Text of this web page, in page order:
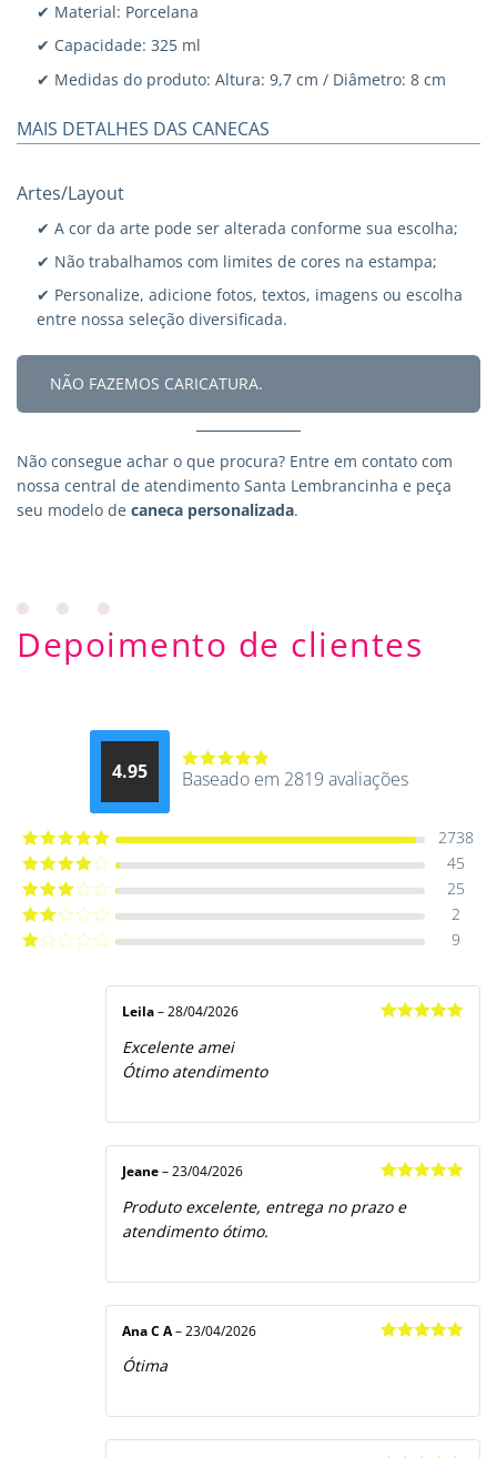
✔ Material: Porcelana
✔ Capacidade: 325 ml
✔ Medidas do produto: Altura: 9,7 cm / Diâmetro: 8 cm
MAIS DETALHES DAS CANECAS
Artes/Layout
✔ A cor da arte pode ser alterada conforme sua escolha;
✔ Não trabalhamos com limites de cores na estampa;
✔ Personalize, adicione fotos, textos, imagens ou escolha
entre nossa seleção diversificada.
NÃO FAZEMOS CARICATURA.
Não consegue achar o que procura? Entre em contato com
nossa central de atendimento Santa Lembrancinha e peça
seu modelo de caneca personalizada.
Depoimento de clientes
4.95
Avaliação
Baseado em 2819 avaliações
Avaliação5
2738
Avaliação
45
Avaliação
25
Avaliação
2
9
Leila – 28/04/2026
Excelente amei
Ótimo atendimento
de 5
Jeane – 23/04/2026
Produto excelente, entrega no prazo e
atendimento ótimo.
Ana C A – 23/04/2026
Ótima